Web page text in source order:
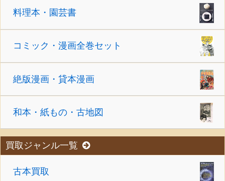
料理本・園芸書
コミック・漫画全巻セット
絶版漫画・貸本漫画
和本・紙もの・古地図
買取ジャンル一覧
古本買取